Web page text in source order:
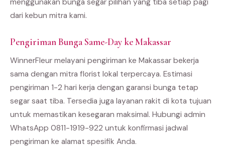
dari kebun mitra kami.
Pengiriman Bunga Same-Day ke Makassar
WinnerFleur melayani pengiriman ke Makassar bekerja
sama dengan mitra florist lokal terpercaya. Estimasi
pengiriman 1-2 hari kerja dengan garansi bunga tetap
segar saat tiba. Tersedia juga layanan rakit di kota tujuan
untuk memastikan kesegaran maksimal. Hubungi admin
WhatsApp 0811-1919-922 untuk konfirmasi jadwal
pengiriman ke alamat spesifik Anda.